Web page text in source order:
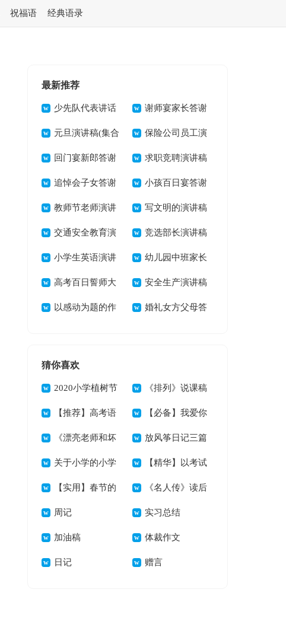
祝福语 经典语录
最新推荐
少先队代表讲话
稿
谢师宴家长答谢
词 15篇
元旦演讲稿(集合
15篇)
保险公司员工演
讲稿精选15篇
回门宴新郎答谢
词(汇编15篇)
求职竞聘演讲稿
追悼会子女答谢
词
小孩百日宴答谢
词(9篇)
教师节老师演讲
稿(15篇)
写文明的演讲稿
交通安全教育演
讲稿
竞选部长演讲稿
集锦15篇
小学生英语演讲
稿15篇
幼儿园中班家长
会讲话稿
高考百日誓师大
会发言稿15篇
安全生产演讲稿
15篇
以感动为题的作 婚礼女方父母答
猜你喜欢
2020小学植树节
的作文
《排列》说课稿
【推荐】高考语
文作文三篇
【必备】我爱你
汉字作文7篇
《漂亮老师和坏
小子》读后感
放风筝日记三篇
关于小学的小学
作文800字6篇
【精华】以考试
的作文300字集锦8
篇
【实用】春节的
作文1300字4篇
《名人传》读后
感(集合11篇)
周记 实习总结
加油稿 体裁作文
日记 赠言